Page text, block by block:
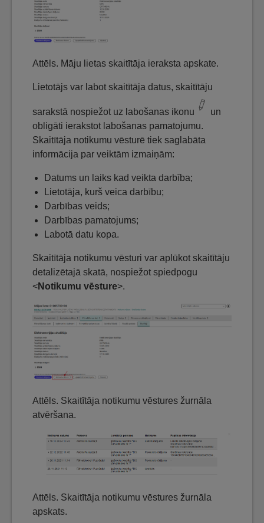
Attēls. Māju lietas skaitītāja ieraksta apskate.
Lietotājs var labot skaitītāja datus, skaitītāju
sarakstā nospiežot uz labošanas ikonu
un
obligāti ierakstot labošanas pamatojumu.
Skaitītāja notikumu vēsturē tiek saglabāta
informācija par veiktām izmaiņām:
Datums un laiks kad veikta darbība;
Lietotāja, kurš veica darbību;
Darbības veids;
Darbības pamatojums;
Labotā datu kopa.
Skaitītāja notikumu vēsturi var aplūkot skaitītāju
detalizētajā skatā, nospiežot spiedpogu
<Notikumu vēsture>.
Attēls. Skaitītāja notikumu vēstures žurnāla
atvēršana.
Attēls. Skaitītāja notikumu vēstures žurnāla
apskats.